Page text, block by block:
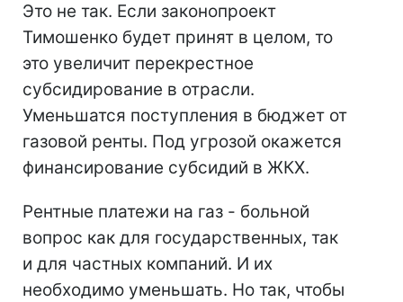
Это не так. Если законопроект
Тимошенко будет принят в целом, то
это увеличит перекрестное
субсидирование в отрасли.
Уменьшатся поступления в бюджет от
газовой ренты. Под угрозой окажется
финансирование субсидий в ЖКХ.
Рентные платежи на газ - больной
вопрос как для государственных, так
и для частных компаний. И их
необходимо уменьшать. Но так, чтобы